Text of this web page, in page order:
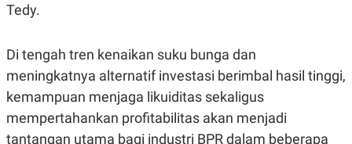
D
.
I
D
SITEMAP PROFILE
TERM
Tedy.
Di tengah tren kenaikan suku bunga dan
meningkatnya alternatif investasi berimbal hasil tinggi,
kemampuan menjaga likuiditas sekaligus
mempertahankan profitabilitas akan menjadi
tantangan utama bagi industri BPR dalam beberapa